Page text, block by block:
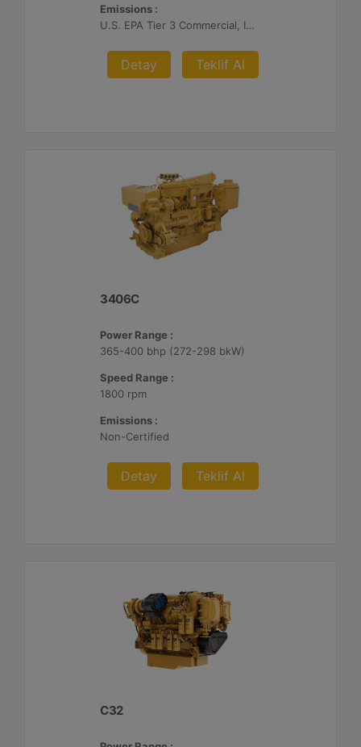
Emissions :
U.S. EPA Tier 3 Commercial, IMO II, EU IWW, EU Stage V, China II
Detay Teklif Al
3406C
Power Range :
365-400 bhp (272-298 bkW)
Speed Range :
1800 rpm
Emissions :
Non-Certified
Detay Teklif Al
C32